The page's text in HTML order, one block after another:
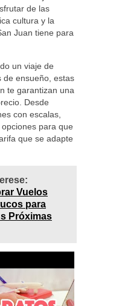
de las
cultura y la
Juan tiene para
un viaje de
de ensueño, estas
te garantizan una
Desde
con escalas,
para que
que se adapte
Vuelos
para
Próximas